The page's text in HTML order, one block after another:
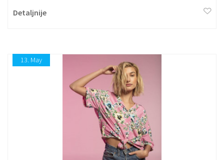
Detaljnije
13. May